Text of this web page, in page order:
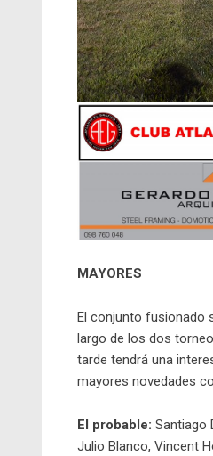
MAYORES
El conjunto fusionado
largo de los dos
tarde tendrá una
mayores novedades
El probable: Santiago
Julio Blanco, Vincent